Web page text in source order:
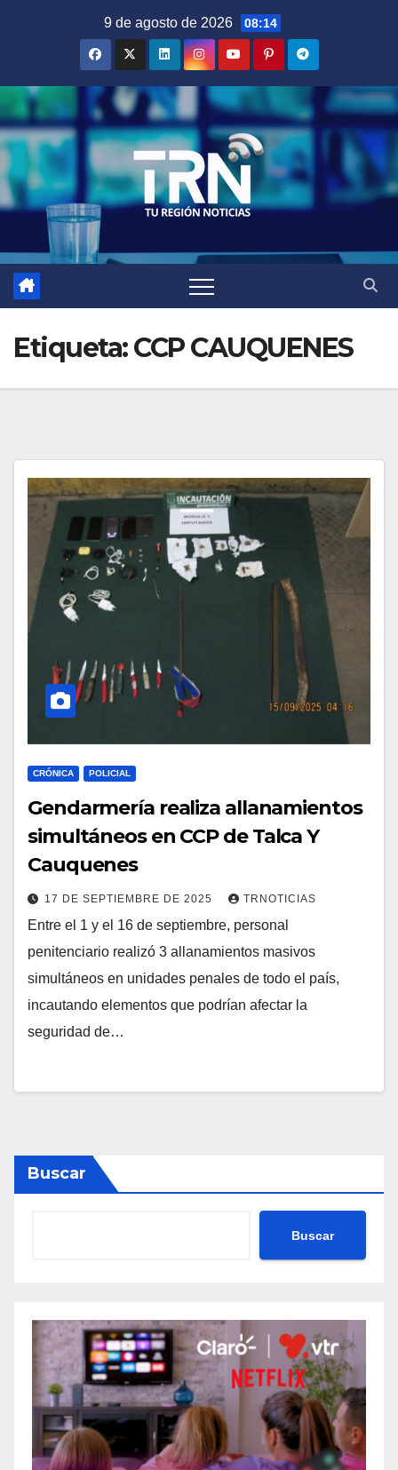
9 de agosto de 2026 08:14
Etiqueta:CCP CAUQUENES
CRÓNICA POLICIAL
Gendarmería realiza allanamientos
simultáneos en CCP de Talca Y
Cauquenes
17 DE SEPTIEMBRE DE 2025 TRNOTICIAS
Entre el 1 y el 16 de septiembre, personal
penitenciario realizó 3 allanamientos masivos
simultáneos en unidades penales de todo el país,
incautando elementos que podrían afectar la
seguridad de…
Buscar
Buscar